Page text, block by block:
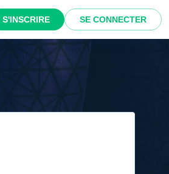
S'INSCRIRE SE CONNECTER